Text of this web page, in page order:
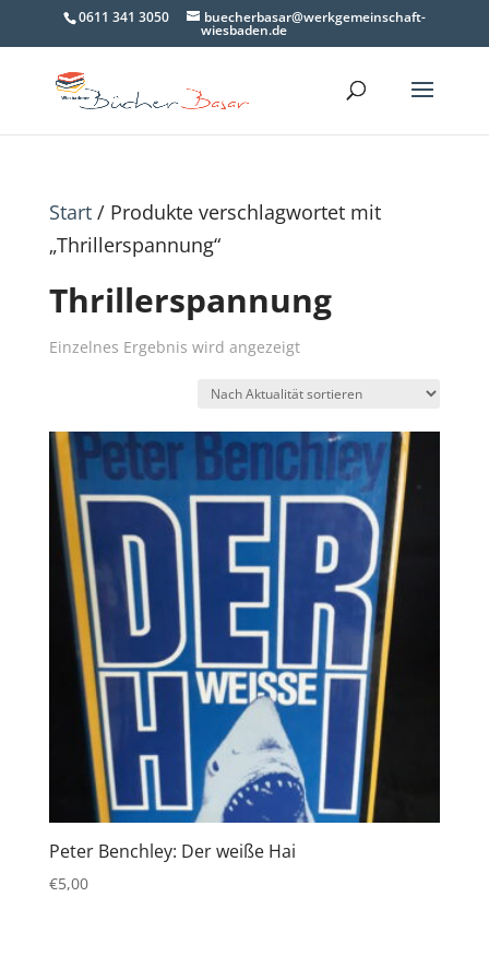
0611 341 3050 buecherbasar@werkgemeinschaft-
wiesbaden.de
Start/ Produkte verschlagwortet mit
„Thrillerspannung“
Thrillerspannung
Einzelnes Ergebnis wird angezeigt
Peter Benchley: Der weiße Hai
€5,00